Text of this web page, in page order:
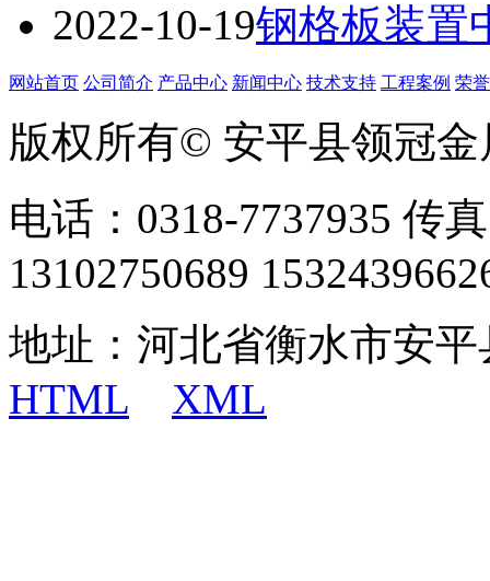
2022-10-19钢格板装置
网站首页 公司简介 产品中心 新闻中心 技术支持 工程案例 荣
版权所有© 安平县领冠
电话：0318-7737935 传
13102750689
地址：河北省衡水市安
HTML
XML